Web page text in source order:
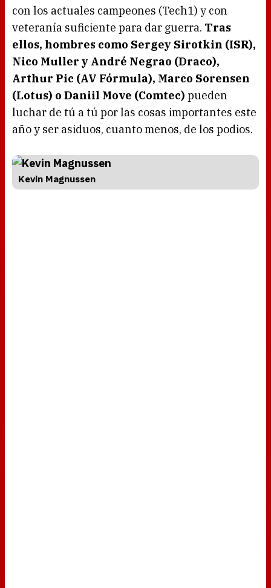
con los actuales campeones (Tech1) y con
veteranía suficiente para dar guerra. Tras
ellos, hombres como Sergey Sirotkin (ISR),
Nico Muller y André Negrao (Draco),
Arthur Pic (AV Fórmula), Marco Sorensen
(Lotus) o Daniil Move (Comtec) pueden
luchar de tú a tú por las cosas importantes este
año y ser asiduos, cuanto menos, de los podios.
Kevin Magnussen